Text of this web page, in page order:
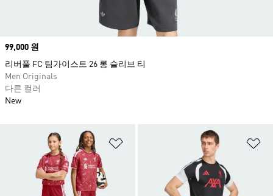
Price
99,000 원
리버풀 FC 팀가이스트 26 롱 슬리브 티
Men Originals
다른 컬러
New